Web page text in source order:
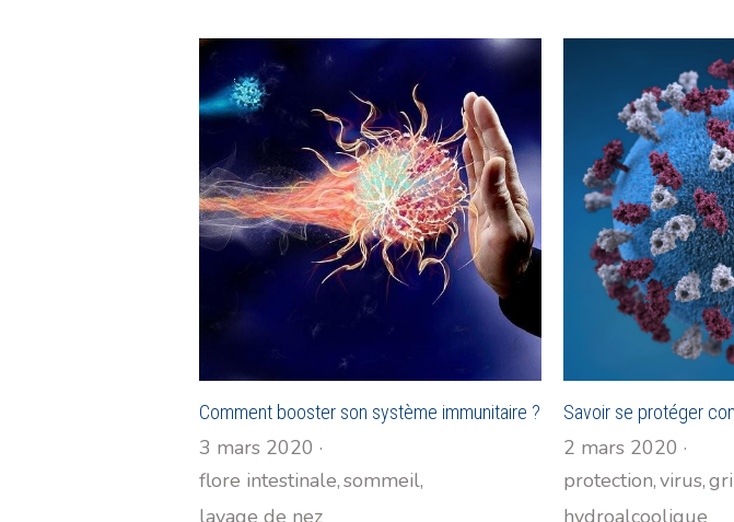
Comment booster son système immunitaire ?
3 mars 2020 ·
flore intestinale,sommeil,
lavage de nez
Savoir se protéger
2 mars 2020 ·
protection,virus,
hydroalcoolique